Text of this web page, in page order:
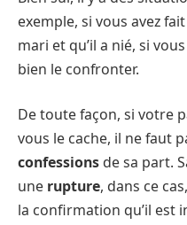
exemple, si vous avez
mari et qu’il a nié, si
bien le confronter.
De toute façon, si votre
vous le cache, il ne faut
confessions de sa part.
une rupture, dans ce
la confirmation qu’il est